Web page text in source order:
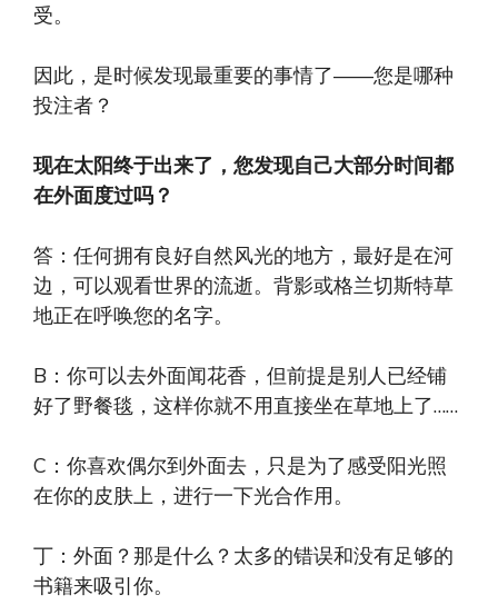
受。
因此，是时候发现最重要的事情了——您是哪种
投注者？
现在太阳终于出来了，您发现自己大部分时间都
在外面度过吗？
答：任何拥有良好自然风光的地方，最好是在河
边，可以观看世界的流逝。背影或格兰切斯特草
地正在呼唤您的名字。
B：你可以去外面闻花香，但前提是别人已经铺
好了野餐毯，这样你就不用直接坐在草地上了……
C：你喜欢偶尔到外面去，只是为了感受阳光照
在你的皮肤上，进行一下光合作用。
丁：外面？那是什么？太多的错误和没有足够的
书籍来吸引你。